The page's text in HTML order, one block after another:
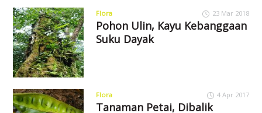
Flora 23 Mar 2018
Pohon Ulin, Kayu Kebanggaan
Suku Dayak
Flora 4 Apr 2017
Tanaman Petai, Dibalik